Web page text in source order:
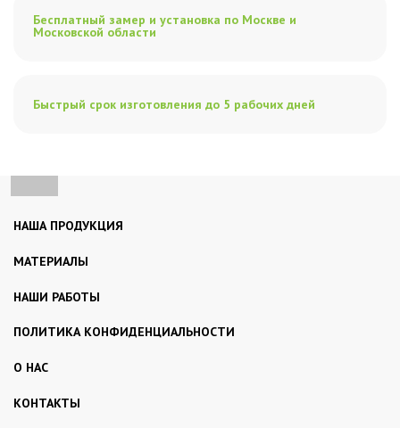
Бесплатный замер и установка по Москве и
Московской области
Быстрый срок изготовления до 5 рабочих дней
НАША ПРОДУКЦИЯ
МАТЕРИАЛЫ
НАШИ РАБОТЫ
ПОЛИТИКА КОНФИДЕНЦИАЛЬНОСТИ
О НАС
КОНТАКТЫ